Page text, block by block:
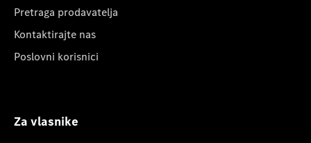
Pretraga prodavatelja
Kontaktirajte nas
Poslovni korisnici
Za vlasnike